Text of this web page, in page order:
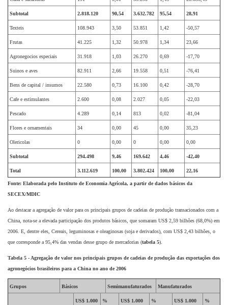
Subtotal 2.818.120 90,54 3.632.782 95,54 28,91
Texteis 108.943 3,50 53.851 1,42 -50,57
Frutas 41.225 1,32 50.978 1,34 23,66
Agronegocios especiais 31.918 1,03 26.270 0,69 -17,70
Suinos e aves 82.911 2,66 19.558 0,51 -76,41
Bens de capital / insumos 22.580 0,73 16.100 0,42 -28,70
Cafe e estimulantes 2.600 0,08 2.027 0,05 -22,03
Pescado 4.289 0,14 813 0,02 -81,04
Flores e ornamentais 34 0,00 45 0,00 35,23
Olericolas 0 0,00 0 0,00 0,00
Subtotal 294.498 9,46 169.642 4,46 -42,40
Total 3.112.619 100,00 3.802.424 100,00 22,16
Fonte: Elaborada pelo Instituto de Economia Agrícola, a partir de dados básicos da
SECEX/MDIC
Ao destacar a agregação de valor para os principais grupos de cadeias de produção transacionados com a
China, nota-se a elevada participação dos produtos básicos, que somaram US$ 2,59 bilhões (68,0%) em
2006. E, dentre eles, Cereais, leguminosas e oleaginosas (soja e derivados), com US$ 2,43 bilhões, o
que corresponde a 95,4% das vendas desse grupo de mercadorias (tabela 5).
Tabela 5 - Agregação de valor nos principais grupos de cadeias de produção das exportações dos
agronegócios brasileiros para a China no ano de 2006
Grupos Básicos Semimanufaturados Manufaturados
US$ 1.000 % US$ 1.000 % US$ 1.000 %